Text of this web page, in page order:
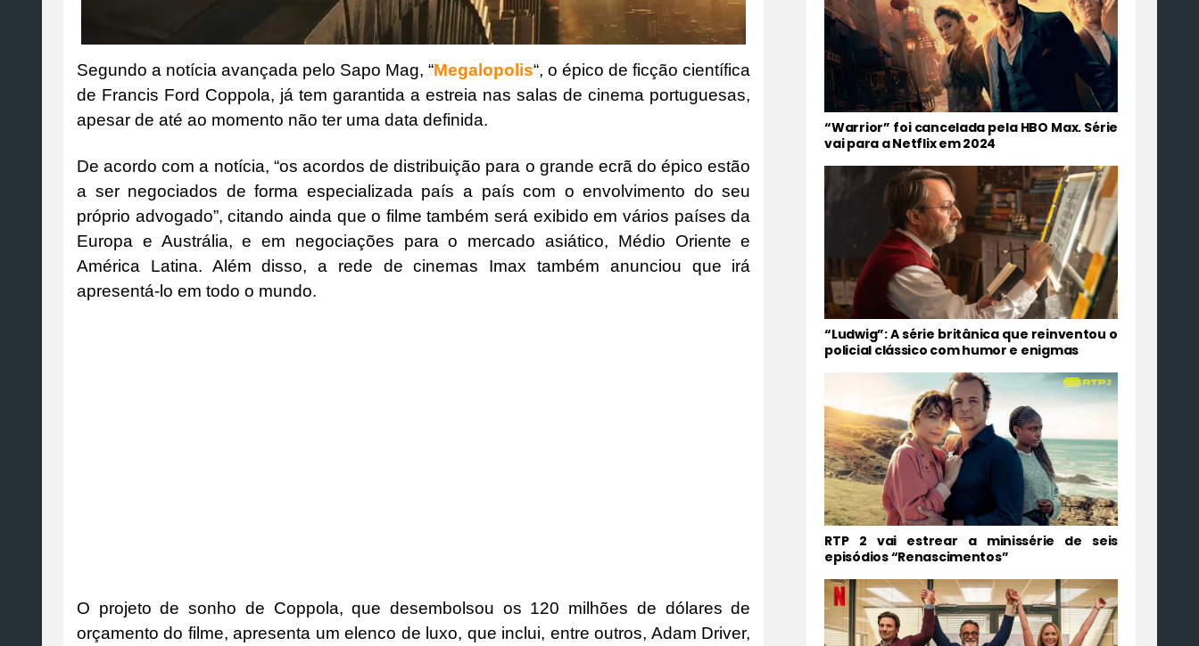
Segundo a notícia avançada pelo Sapo Mag, “Megalopolis“, o épico de ficção científica
de Francis Ford Coppola, já tem garantida a estreia nas salas de cinema portuguesas,
apesar de até ao momento não ter uma data definida.
De acordo com a notícia, “os acordos de distribuição para o grande ecrã do épico estão
a ser negociados de forma especializada país a país com o envolvimento do seu
próprio advogado”, citando ainda que o filme também será exibido em vários países da
Europa e Austrália, e em negociações para o mercado asiático, Médio Oriente e
América Latina. Além disso, a rede de cinemas Imax também anunciou que irá
apresentá-lo em todo o mundo.
O projeto de sonho de Coppola, que desembolsou os 120 milhões de dólares de
orçamento do filme, apresenta um elenco de luxo, que inclui, entre outros, Adam Driver,
“Warrior” foi cancelada pela HBO Max. Série
vai para a Netflix em 2024
“Ludwig”: A série britânica que reinventou o
policial clássico com humor e enigmas
RTP 2 vai estrear a minissérie de seis
episódios “Renascimentos”